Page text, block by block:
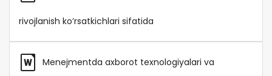
rivojlanish ko’rsatkichlari sifatida
Menejmentda axborot texnologiyalari va